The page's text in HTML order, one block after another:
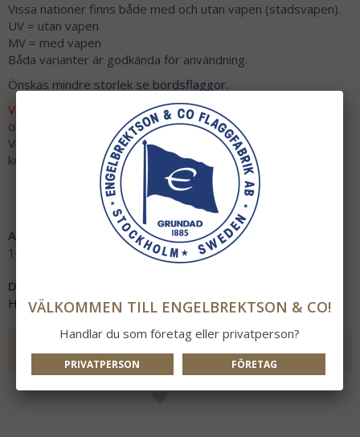
Vissa nationer finns både med och utan vapen (stadsvapen).
UV = utan vapen
MV = med vapen
Båda varianter är godkända för användning.
Önskas mindre storlek se bordsflaggor.
Vid beställningsvara:
Leveranstid ca 4-6 veckor efter lagd
order.
Vid köp av beställningsvara skickas ordern när varor finns för
komplett leverans!Obs! Ej returrätt på beställningsvara.
Artikelnummer:
1093-30
Direktlänk:
Högerklicka och kopiera adressen
REKOMMENDERADE TILLBEHÖR TILL DENNA
PRODUKT
VÄLKOMMEN TILL ENGELBREKTSON & CO!
Handlar du som företag eller privatperson?
PRIVATPERSON FÖRETAG